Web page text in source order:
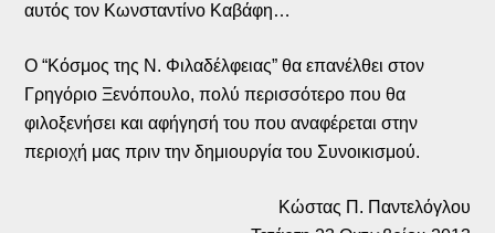
αυτός τον Κωνσταντίνο Καβάφη…
Ο “Κόσμος της Ν. Φιλαδέλφειας” θα επανέλθει στον
Γρηγόριο Ξενόπουλο, πολύ περισσότερο που θα
φιλοξενήσει και αφήγησή του που αναφέρεται στην
περιοχή μας πριν την δημιουργία του Συνοικισμού.
Κώστας Π. Παντελόγλου